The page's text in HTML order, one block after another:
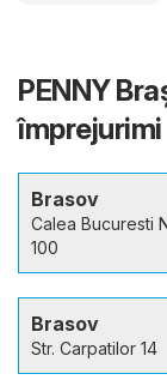
PENNY
împrejurimi
Brasov
Calea Bucuresti
100
Brasov
Str. Carpatilor 14